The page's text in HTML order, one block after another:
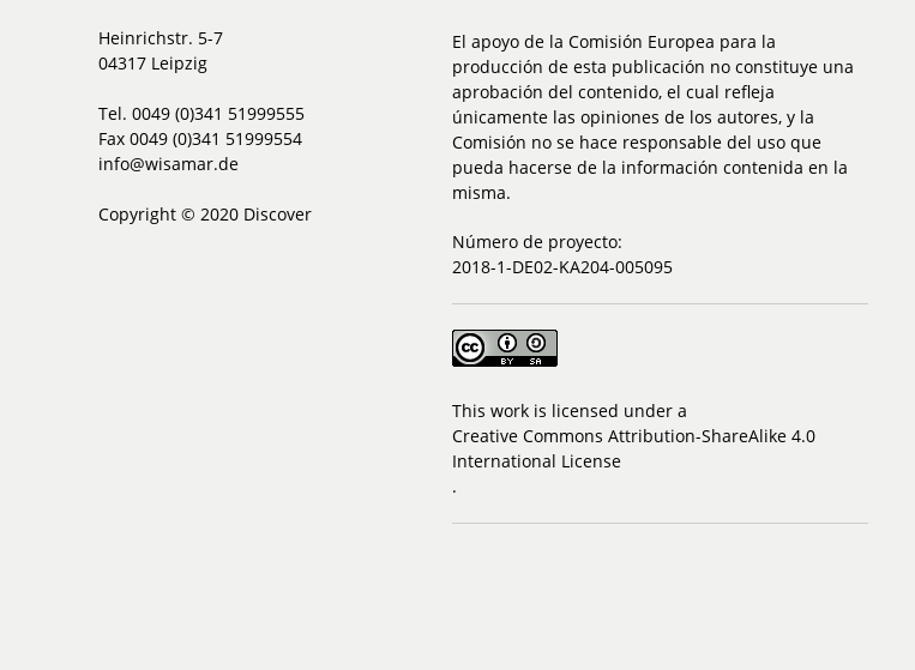
Heinrichstr. 5-7
04317 Leipzig
Tel. 0049 (0)341 51999555
Fax 0049 (0)341 51999554
info@wisamar.de
Copyright © 2020 Discover
El apoyo de la Comisión Europea para la
producción de esta publicación no constituye una
aprobación del contenido, el cual refleja
únicamente las opiniones de los autores, y la
Comisión no se hace responsable del uso que
pueda hacerse de la información contenida en la
misma.
Número de proyecto:
2018-1-DE02-KA204-005095
This work is licensed under a
Creative Commons Attribution-ShareAlike 4.0
International License
.